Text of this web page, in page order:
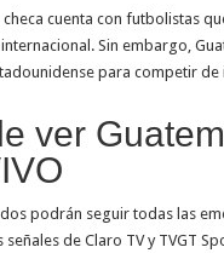
checa cuenta con futbolistas
Sin embargo,
para competir de
ver
podrán seguir todas las
señales de Claro TV y TVGT